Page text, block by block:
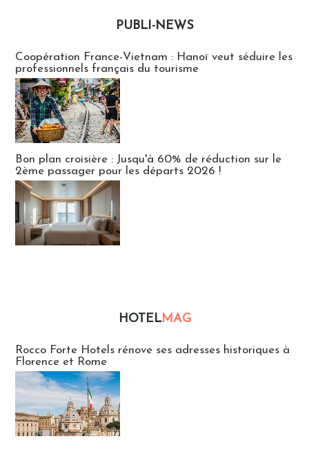
PUBLI-NEWS
Coopération France-Vietnam : Hanoï veut séduire les
professionnels français du tourisme
Bon plan croisière : Jusqu'à 60% de réduction sur le
2ème passager pour les départs 2026 !
HOTELMAG
Rocco Forte Hotels rénove ses adresses historiques à
Florence et Rome